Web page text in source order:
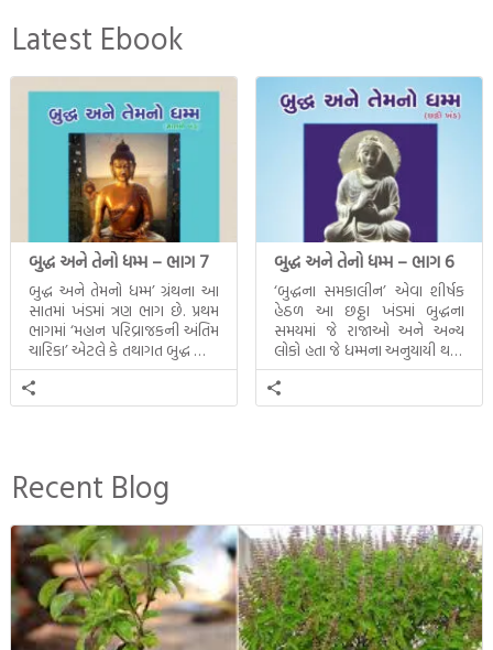
Latest Ebook
બુદ્ધ અને તેનો ધમ્મ – ભાગ 7
બુદ્ધ અને તેમનો ધમ્મ’ ગ્રંથના આ
સાતમાં ખંડમાં ત્રણ ભાગ છે. પ્રથમ
ભાગમાં ‘મહાન પરિવ્રાજકની અંતિમ
ચારિકા’ એટલે કે તથાગત બુદ્ધ સાથે
સતત પરિભ્રમણ કરતા સહચારીઓ
સાથે ફરી એકવારની
મુલાકાત, બીજા ભાગમાં તથાગતે
ઉત્તરાધિકારી તરીકે સ્થાપે છે તે
દૃશ્યો અંકિત થયાં છે. ટૂંકમાં બુદ્ધનાં
જીવનના અંતિમ દિવસોની યાત્રાનો
પરિપાક જોવા મળે […]
બુદ્ધ અને તેનો ધમ્મ – ભાગ 6
‘બુદ્ધના સમકાલીન’ એવા શીર્ષક
હેઠળ આ છઠ્ઠા ખંડમાં બુદ્ધના
સમયમાં જે રાજાઓ અને અન્ય
લોકો હતા જે ધમ્મના અનુયાયી થયા.
તેમનો અને બુદ્ધ વચ્ચે થયેલો
સત્સંગ વીશે જાણકારી મળે છે.
Recent Blog